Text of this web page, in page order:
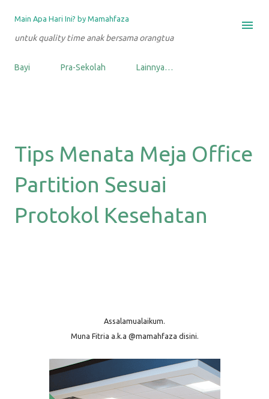
Langsung ke konten utama
Main Apa Hari Ini? by Mamahfaza
untuk quality time anak bersama orangtua
Bayi Pra-Sekolah Lainnya…
Tips Menata Meja Office
Partition Sesuai
Protokol Kesehatan
Assalamualaikum.
Muna Fitria a.k.a @mamahfaza disini.